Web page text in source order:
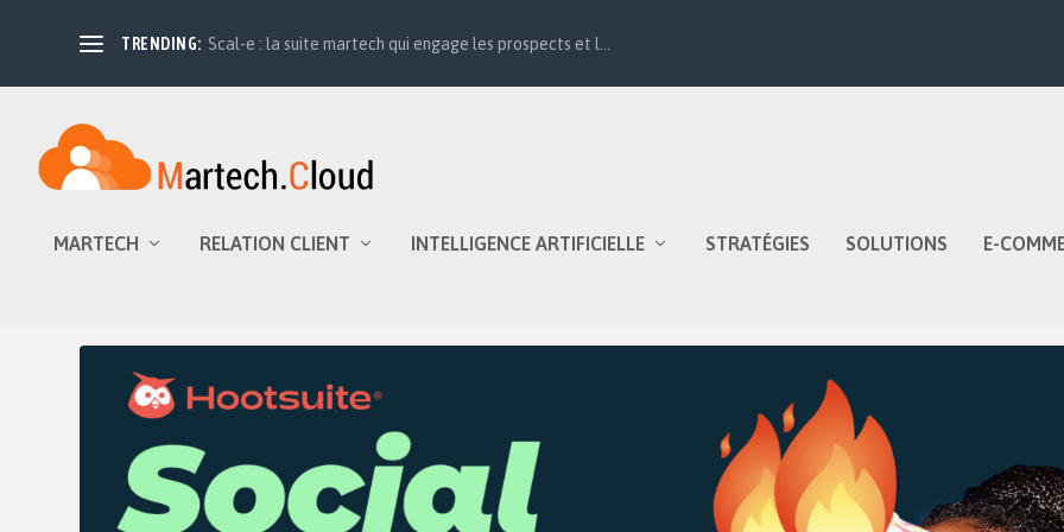
TRENDING: Scal-e : la suite martech qui engage les prospects et l...
MARTECH RELATION CLIENT INTELLIGENCE ARTIFICIELLE STRATÉGIES SOLUTIONS E-